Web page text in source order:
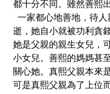
都十分不同。雖然善熙
一家都心地善地，待
逝，她自小就被功利貪
她是父親的親生女兒，
小女兒。善熙的媽媽甚
關心她。真熙父親本來
可是真熙父親為了上位